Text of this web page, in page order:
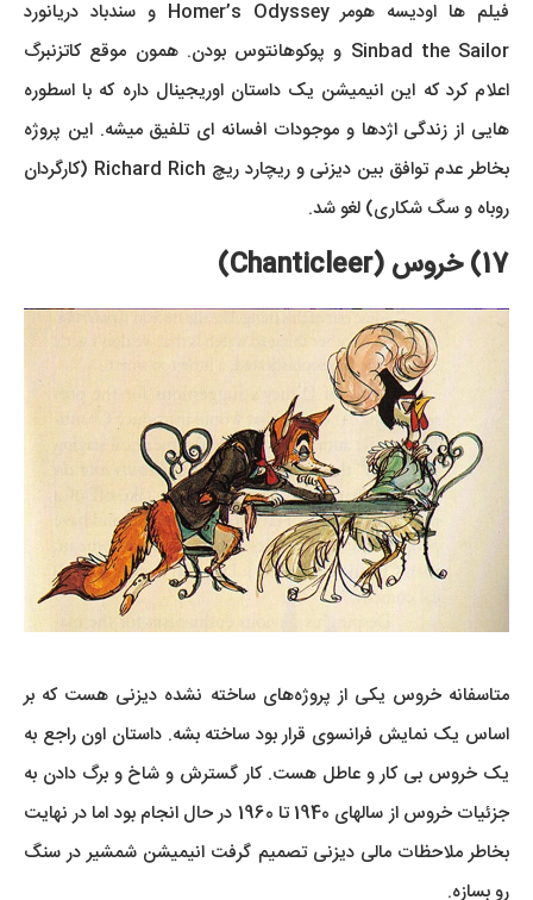
فیلم ها اودیسه هومر Homer’s Odyssey و سندباد دریانورد
Sinbad the Sailor و پوکوهانتوس بودن. همون موقع کاتزنبرگ
اعلام کرد که این انیمیشن یک داستان اوریجینال داره که با اسطوره
هایی از زندگی اژدها و موجودات افسانه ای تلفیق میشه. این پروژه
بخاطر عدم توافق بین دیزنی و ریچارد ریچ Richard Rich (کارگردان
روباه و سگ شکاری) لغو شد.
17) خروس (Chanticleer)
متاسفانه خروس یکی از پروژه‌های ساخته نشده دیزنی هست که بر
اساس یک نمایش فرانسوی قرار بود ساخته بشه. داستان اون راجع به
یک خروس بی کار و عاطل هست. کار گسترش و شاخ و برگ دادن به
جزئیات خروس از سالهای 1940 تا 1960 در حال انجام بود اما در نهایت
بخاطر ملاحظات مالی دیزنی تصمیم گرفت انیمیشن شمشیر در سنگ
رو بسازه.